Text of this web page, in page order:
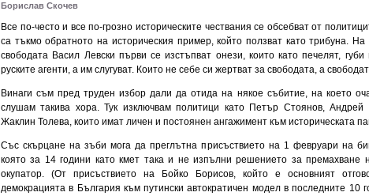
Борислав Скочев
Все по-често и все по-грозно историческите чествания се обсебват от
са тъкмо обратното на историческия пример, който ползват като трибуна.
свободата Васил Левски първи се изстъпват онези, които като печелят,
руските агенти, а им слугуват. Които не себе си жертват за свободата, а
Винаги съм пред труден избор дали да отида на някое събитие, на което
слушам такива хора. Тук изключвам политици като Петър Стоянов, Андрей
Жаклин Толева, които имат личен и постоянен ангажимент към историческата
Със скърцане на зъби мога да преглътна присъствието на 1 февруари на
която за 14 години като кмет така и не изпълни решението за премахване
окупатор. (От присъствието на Бойко Борисов, който е основният
демокрацията в България към путински автократичен модел в последните 10